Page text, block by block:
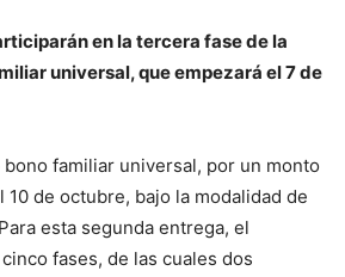
en la tercera fase de la
universal, que empezará el 7 de
familiar universal, por un monto
de octubre, bajo la modalidad de
esta segunda entrega, el
fases, de las cuales dos